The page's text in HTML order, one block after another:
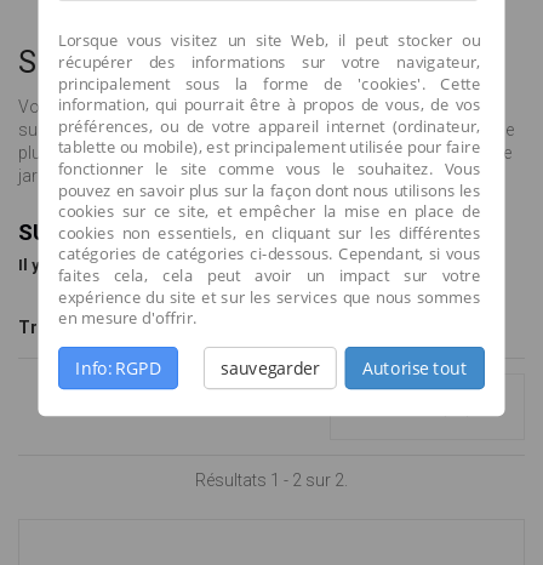
Lorsque vous visitez un site Web, il peut stocker ou
récupérer des informations sur votre navigateur,
principalement sous la forme de 'cookies'. Cette
information, qui pourrait être à propos de vous, de vos
préférences, ou de votre appareil internet (ordinateur,
tablette ou mobile), est principalement utilisée pour faire
fonctionner le site comme vous le souhaitez. Vous
pouvez en savoir plus sur la façon dont nous utilisons les
cookies sur ce site, et empêcher la mise en place de
cookies non essentiels, en cliquant sur les différentes
catégories de catégories ci-dessous. Cependant, si vous
faites cela, cela peut avoir un impact sur votre
expérience du site et sur les services que nous sommes
en mesure d'offrir.
Info: RGPD sauvegarder Autorise tout
Suspension
Vous recherchez la touche finale de votre déco outdoor ? La
suspension extérieure est le luminaire indispensable. Elles sont de
plus en plus utilisées sous les terrasses, au-dessus des tables de
jardin pour des repas agréables en famille ou entre amis
SUSPENSION
Il y a 2 produits.
Tri --
Résultats 1 - 2 sur 2.